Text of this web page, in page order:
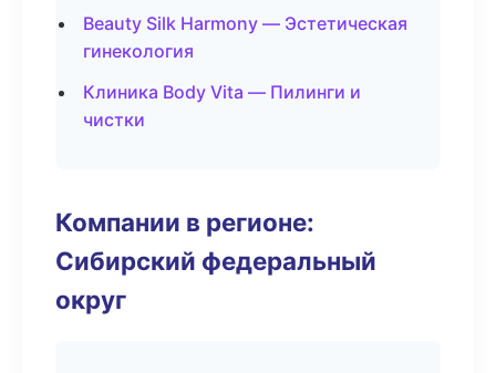
Beauty Silk Harmony — Эстетическая
гинекология
Клиника Body Vita — Пилинги и
чистки
Компании в регионе:
Сибирский федеральный
округ